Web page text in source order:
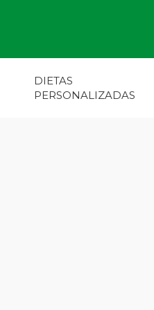
DIETAS
PERSONALIZADAS